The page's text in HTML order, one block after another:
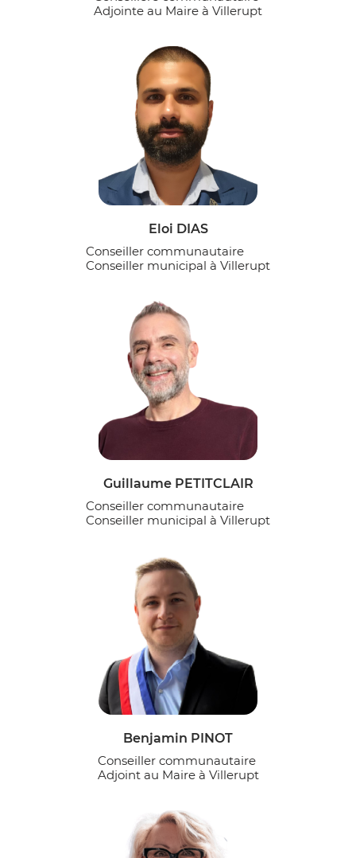
Adjointe au Maire à Villerupt
Eloi DIAS
Conseiller communautaire
Conseiller municipal à Villerupt
Guillaume PETITCLAIR
Conseiller communautaire
Conseiller municipal à Villerupt
Benjamin PINOT
Conseiller communautaire
Adjoint au Maire à Villerupt